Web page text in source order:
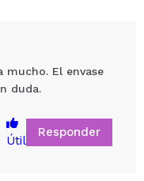
mucho. El envase
duda.
Útil
Responder